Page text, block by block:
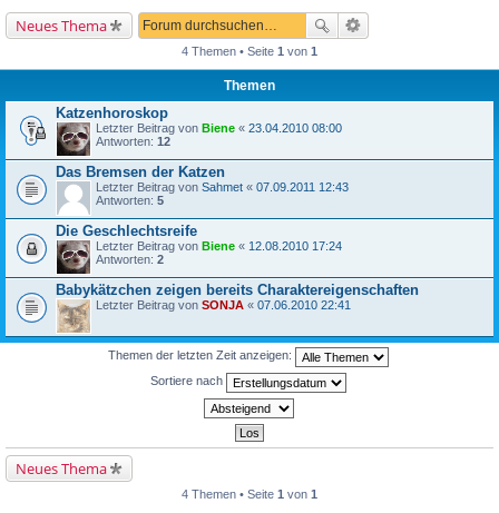
Neues Thema
4 Themen • Seite 1 von 1
Themen
Katzenhoroskop
Letzter Beitrag von Biene « 23.04.2010 08:00
Antworten: 12
Das Bremsen der Katzen
Letzter Beitrag von Sahmet « 07.09.2011 12:43
Antworten: 5
Die Geschlechtsreife
Letzter Beitrag von Biene « 12.08.2010 17:24
Antworten: 2
Babykätzchen zeigen bereits Charaktereigenschaften
Letzter Beitrag von SONJA « 07.06.2010 22:41
Themen der letzten Zeit anzeigen:
Sortiere nach
Neues Thema
4 Themen • Seite 1 von 1